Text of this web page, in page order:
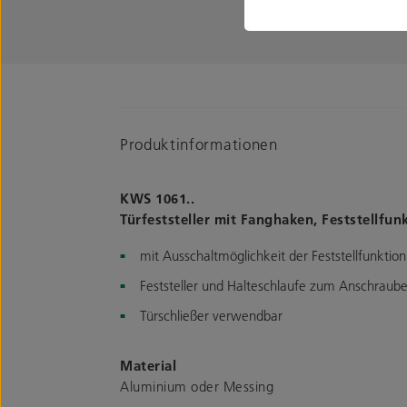
Produktinformationen
KWS 1061..
Türfeststeller mit Fanghaken,
mit Ausschaltmöglichkeit der Feststellfunktion
Feststeller und Halteschlaufe zum
Türschließer verwendbar
Material
Aluminium oder Messing